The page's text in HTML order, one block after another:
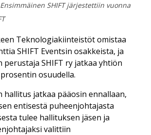
SHIFT järjestettiin vuonna
Teknologiakiinteistöt omistaa
SHIFT Eventsin osakkeista, ja
perustaja SHIFT ry jatkaa yhtiön
osuudella.
hallitus jatkaa pääosin ennallaan,
entisestä puheenjohtajasta
tulee hallituksen jäsen ja
valittiin